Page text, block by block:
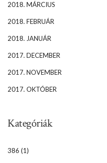
2018. MÁRCIUS
2018. FEBRUÁR
2018. JANUÁR
2017. DECEMBER
2017. NOVEMBER
2017. OKTÓBER
Kategóriák
386 (1)